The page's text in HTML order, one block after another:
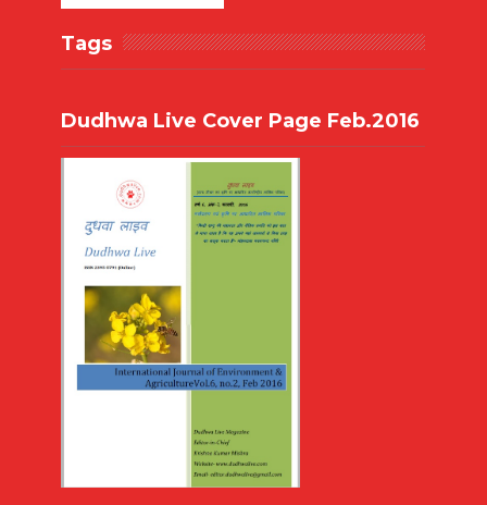
Tags
Dudhwa Live Cover Page Feb.2016